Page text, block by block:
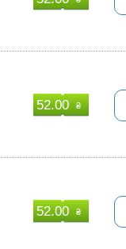
52.00 ₴
52.00 ₴